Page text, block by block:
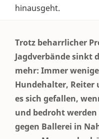
hinausgeht.
Trotz beharrlicher
Jagdverbände sinkt
mehr: Immer
Hundehalter, Reiter
es sich gefallen,
und bedroht
gegen Ballerei in